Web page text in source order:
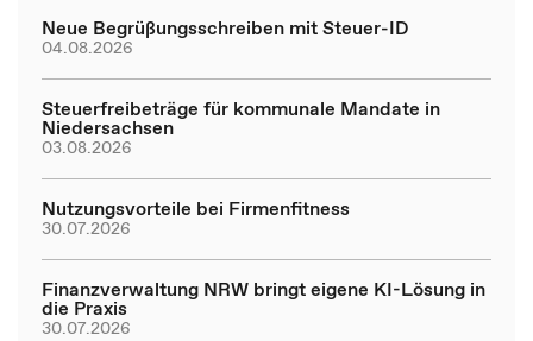
Neue Begrüßungsschreiben mit Steuer-ID
04.08.2026
Steuerfreibeträge für kommunale Mandate in
Niedersachsen
03.08.2026
Nutzungsvorteile bei Firmenfitness
30.07.2026
Finanzverwaltung NRW bringt eigene KI-Lösung in
die Praxis
30.07.2026